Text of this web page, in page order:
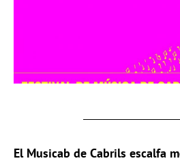
El Musicab de Cabrils escalfa